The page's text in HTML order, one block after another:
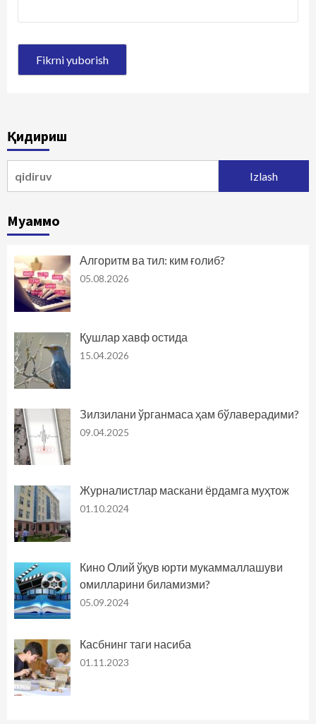
Қидириш
Муаммо
Алгоритм ва тил: ким ғолиб?
05.08.2026
Қушлар хавф остида
15.04.2026
Зилзилани ўрганмаса ҳам бўлаверадими?
09.04.2025
Журналистлар маскани ёрдамга муҳтож
01.10.2024
Кино Олий ўқув юрти мукаммаллашуви
омилларини биламизми?
05.09.2024
Касбнинг таги насиба
01.11.2023